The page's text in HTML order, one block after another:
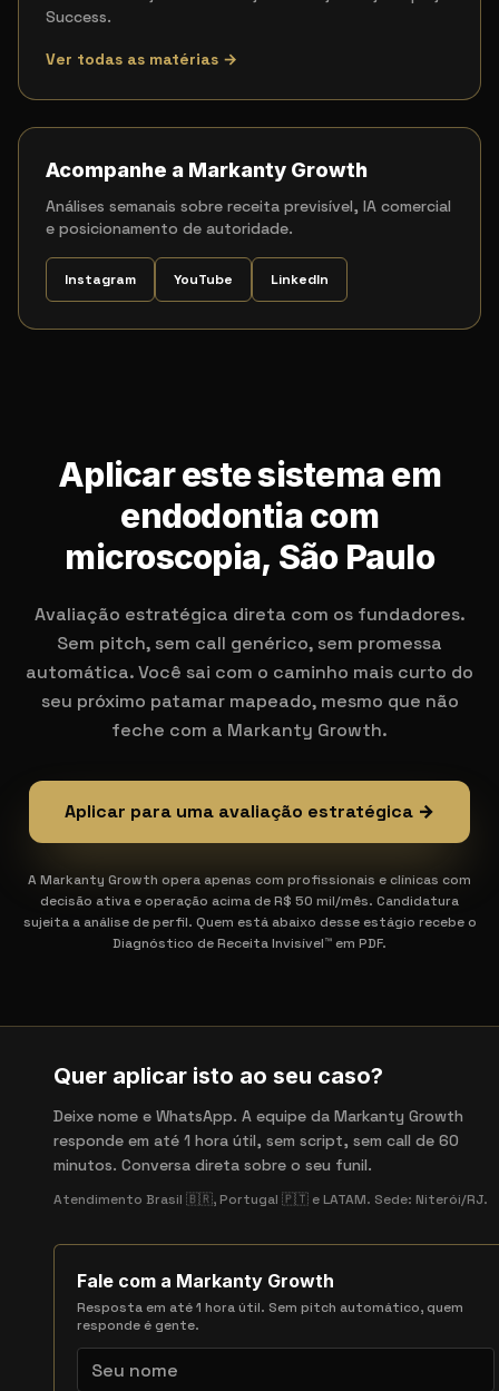
Success.
Ver todas as matérias →
Acompanhe a Markanty Growth
Análises semanais sobre receita previsível, IA comercial
e posicionamento de autoridade.
Instagram YouTube LinkedIn
Aplicar este sistema em
endodontia com
microscopia, São Paulo
Avaliação estratégica direta com os fundadores.
Sem pitch, sem call genérico, sem promessa
automática. Você sai com o caminho mais curto do
seu próximo patamar mapeado, mesmo que não
feche com a Markanty Growth.
Aplicar para uma avaliação estratégica →
A Markanty Growth opera apenas com profissionais e clínicas com
decisão ativa e operação acima de R$ 50 mil/mês. Candidatura
sujeita a análise de perfil. Quem está abaixo desse estágio recebe o
Diagnóstico de Receita Invisível™ em PDF.
Quer aplicar isto ao seu caso?
Deixe nome e WhatsApp. A equipe da Markanty Growth
responde em até 1 hora útil, sem script, sem call de 60
minutos. Conversa direta sobre o seu funil.
Atendimento Brasil 🇧🇷, Portugal 🇵🇹 e LATAM. Sede: Niterói/RJ.
Fale com a Markanty Growth
Resposta em até 1 hora útil. Sem pitch automático, quem
responde é gente.